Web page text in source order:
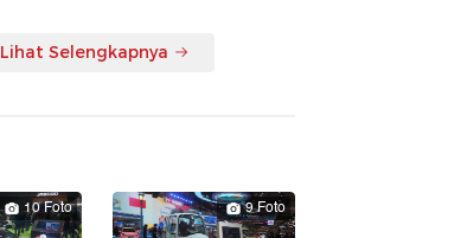
Lihat Selengkapnya
10 Foto 9 Foto